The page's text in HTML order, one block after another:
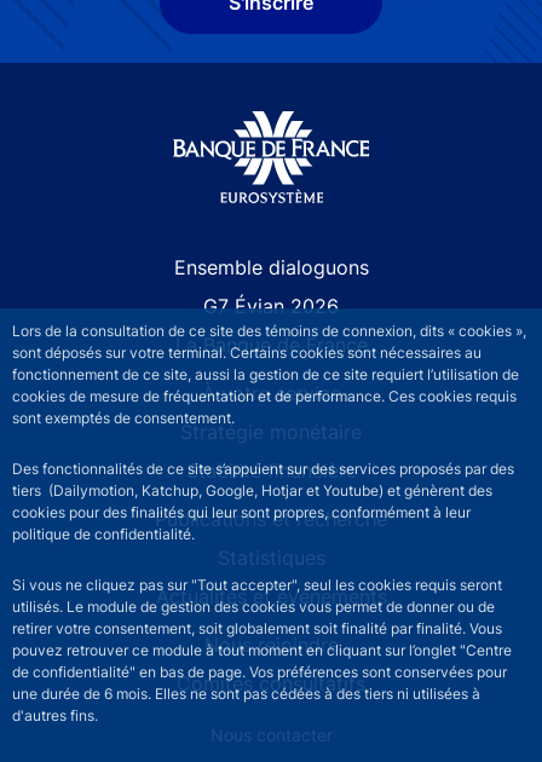
Lors de la consultation de ce site des témoins de connexion, dits « cookies »,
sont déposés sur votre terminal. Certains cookies sont nécessaires au
fonctionnement de ce site, aussi la gestion de ce site requiert l’utilisation de
cookies de mesure de fréquentation et de performance. Ces cookies requis
sont exemptés de consentement.
Des fonctionnalités de ce site s’appuient sur des services proposés par des
tiers (Dailymotion, Katchup, Google, Hotjar et Youtube) et génèrent des
cookies pour des finalités qui leur sont propres, conformément à leur
politique de confidentialité.
Si vous ne cliquez pas sur "Tout accepter", seul les cookies requis seront
utilisés. Le module de gestion des cookies vous permet de donner ou de
retirer votre consentement, soit globalement soit finalité par finalité. Vous
pouvez retrouver ce module à tout moment en cliquant sur l’onglet "Centre
de confidentialité" en bas de page. Vos préférences sont conservées pour
une durée de 6 mois. Elles ne sont pas cédées à des tiers ni utilisées à
d'autres fins.
Ensemble dialoguons
G7 Évian 2026
La Banque de France
À votre service
Stratégie monétaire
Stabilité financière
Publications et recherche
Statistiques
Actualités et événements
Nous rejoindre
Comités consultatifs
Footer secondary menuNous contacter